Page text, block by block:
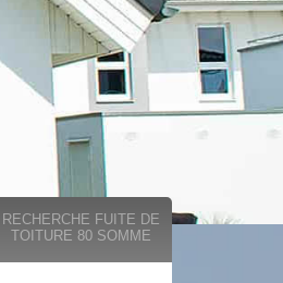
RECHERCHE FUITE DE
TOITURE 80 SOMME